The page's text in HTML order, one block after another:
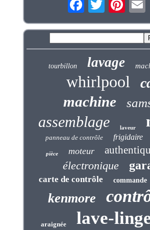
tourbillon lavage
whirlpool
machine
assemblage laveur
panneau de contrôle frigidaire
pièce moteur
électronique
carte de contrôle commande
kenmore
araignée lave-